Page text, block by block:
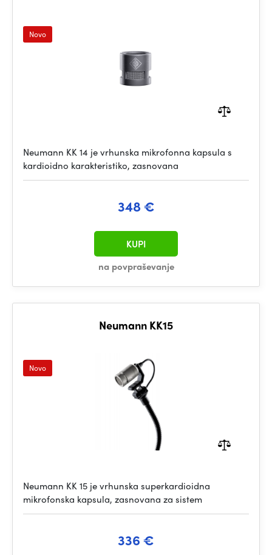
Novo
Neumann KK 14 je vrhunska mikrofonna kapsula s
kardioidno karakteristiko, zasnovana
348 €
na povpraševanje
KUPI
Neumann KK15
Novo
Neumann KK 15 je vrhunska superkardioidna
mikrofonska kapsula, zasnovana za sistem
336 €